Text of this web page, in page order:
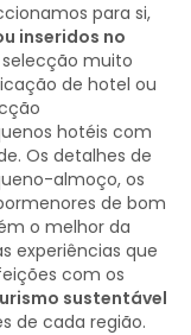
para si,
inseridos no
muito
de hotel ou
hotéis com
Os detalhes de
almoço, os
de bom
o melhor da
experiências que
com os
sustentável
de cada região.